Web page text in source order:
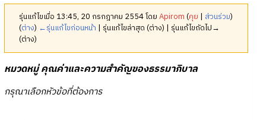
รุ่นแก้ไขเมื่อ 13:45, 20 กรกฎาคม 2554 โดยApirom (คุย | ส่วนร่วม)
(ต่าง) ←รุ่นแก้ไขก่อนหน้า | รุ่นแก้ไขล่าสุด (ต่าง) | รุ่นแก้ไขถัดไป→
(ต่าง)
หมวดหมู่คุณค่าและความสำคัญของธรรมาภิบาล
กรุณาเลือกหัวข้อที่ต้องการ